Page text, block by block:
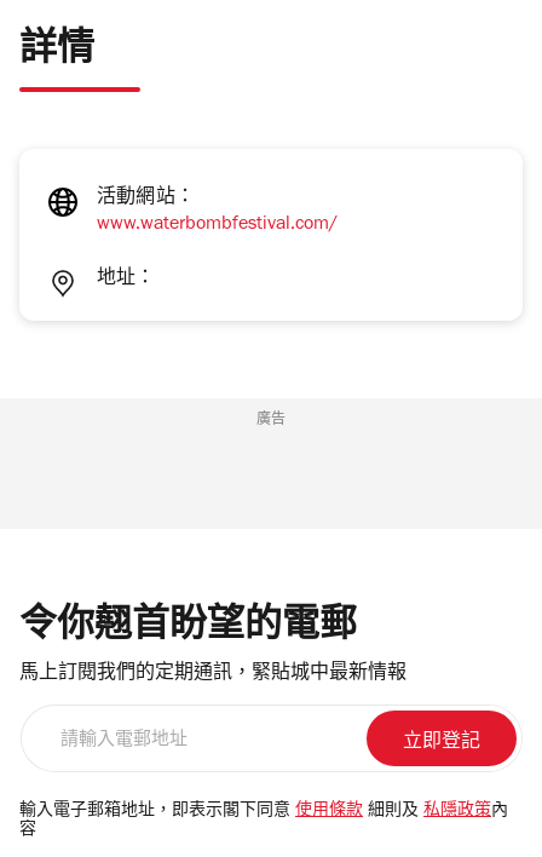
詳情
活動網站：
www.waterbombfestival.com/
地址：
廣告
令你翹首盼望的電郵
馬上訂閱我們的定期通訊，緊貼城中最新情報
電
郵
輸入電子郵箱地址，即表示閣下同意 使用條款 細則及 私隱政策 內
容